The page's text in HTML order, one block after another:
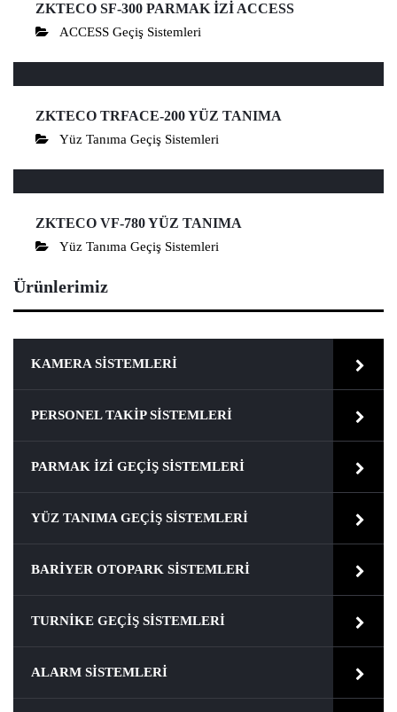
ZKTECO SF-300 PARMAK İZİ ACCESS
ACCESS Geçiş Sistemleri
ZKTECO TRFACE-200 YÜZ TANIMA
Yüz Tanıma Geçiş Sistemleri
ZKTECO VF-780 YÜZ TANIMA
Yüz Tanıma Geçiş Sistemleri
Ürünlerimiz
KAMERA SISTEMLERI
PERSONEL TAKIP SISTEMLERI
PARMAK İZI GEÇIŞ SISTEMLERI
YÜZ TANIMA GEÇIŞ SISTEMLERI
BARIYER OTOPARK SISTEMLERI
TURNIKE GEÇIŞ SISTEMLERI
ALARM SISTEMLERI